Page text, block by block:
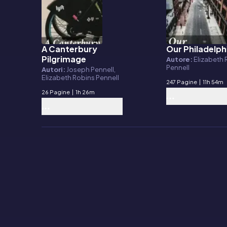
E-book
A Canterbury
Pilgrimage
Autori: Joseph Pennell,
Elizabeth Robins Pennell
26 Pagine | 1h 26m
E-book
Our
Autore: Elizabeth
Pennell
247 Pagine | 11h 54m